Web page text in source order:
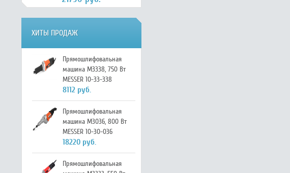
ХИТЫ ПРОДАЖ
Прямошлифовальная
машина M3338, 750 Вт
MESSER 10-33-338
8112 руб.
Прямошлифовальная
машина M3036, 800 Вт
MESSER 10-30-036
18220 руб.
Прямошлифовальная